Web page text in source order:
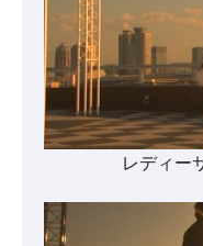
レディー